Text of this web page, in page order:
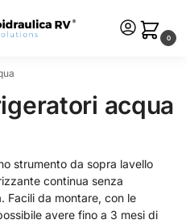
0
acqua
strumento da sopra lavello
continua senza
Facili da montare, con le
avere fino a 3 mesi di